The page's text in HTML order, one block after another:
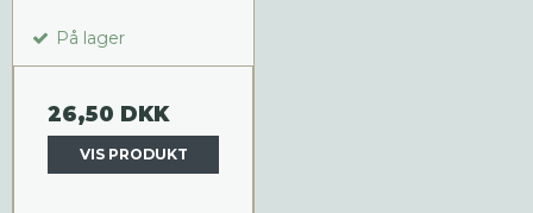
På lager
26,50 DKK
VIS PRODUKT